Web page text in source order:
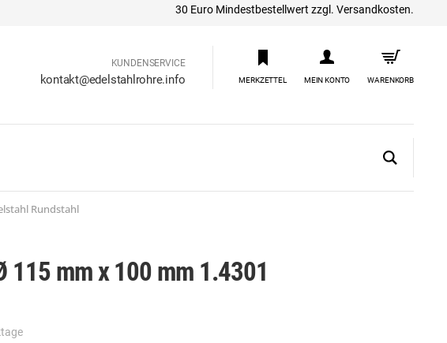
30 Euro Mindestbestellwert zzgl. Versandkosten.
KUNDENSERVICE
kontakt@edelstahlrohre.info MERKZETTEL MEIN KONTO WARENKORB
Rundstahl
115 mm x 100 mm 1.4301